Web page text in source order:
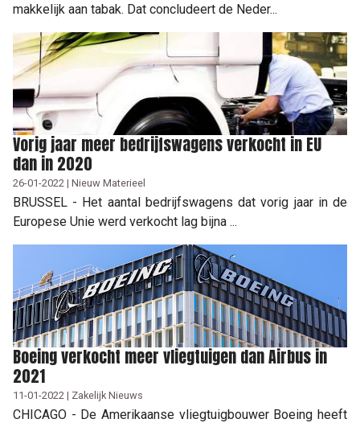
makkelijk aan tabak. Dat concludeert de Neder...
Vorig jaar meer bedrijfswagens verkocht in EU
dan in 2020
26-01-2022 | Nieuw Materieel
BRUSSEL - Het aantal bedrijfswagens dat vorig jaar in de
Europese Unie werd verkocht lag bijna ...
Boeing verkocht meer vliegtuigen dan Airbus in
2021
11-01-2022 | Zakelijk Nieuws
CHICAGO - De Amerikaanse vliegtuigbouwer Boeing heeft